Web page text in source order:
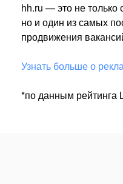
hh.ru — это не
но и один из самых
продвижения
Узнать больше о
*по данным рейтинга